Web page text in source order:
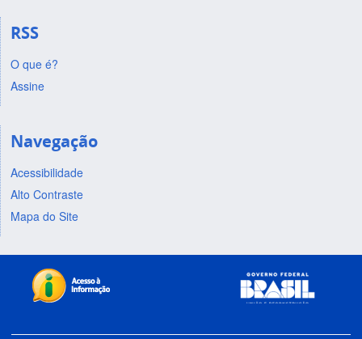
RSS
O que é?
Assine
Navegação
Acessibilidade
Alto Contraste
Mapa do Site